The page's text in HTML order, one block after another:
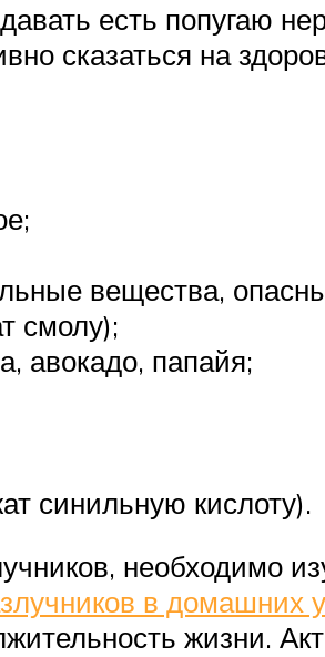
есть попугаю
сказаться на
вещества,
смолу);
авокадо, папайя;
синильную кислоту).
необходимо
в домашних
жизни.